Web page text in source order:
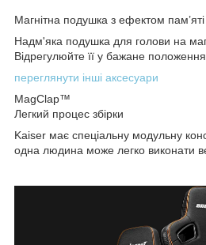
Магнітна подушка з ефектом пам’яті
Надм'яка подушка для голови на
Відрегулюйте її у бажане положення
переглянути інші аксесуари
MagClap™
Легкий процес збірки
Kaiser має спеціальну модульну
одна людина може легко виконати